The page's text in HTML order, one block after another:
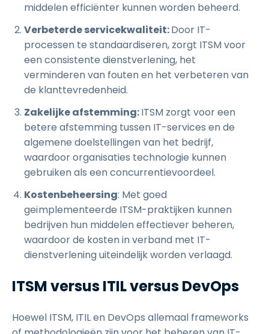
middelen efficiënter kunnen worden beheerd.
Verbeterde servicekwaliteit:Door IT-
processen te standaardiseren, zorgt ITSM voor
een consistente dienstverlening, het
verminderen van fouten en het verbeteren van
de klanttevredenheid.
Zakelijke afstemming:ITSM zorgt voor een
betere afstemming tussen IT-services en de
algemene doelstellingen van het bedrijf,
waardoor organisaties technologie kunnen
gebruiken als een concurrentievoordeel.
Kostenbeheersing: Met goed
geïmplementeerde ITSM-praktijken kunnen
bedrijven hun middelen effectiever beheren,
waardoor de kosten in verband met IT-
dienstverlening uiteindelijk worden verlaagd.
ITSM versus ITIL versus DevOps
Hoewel ITSM, ITIL en DevOps allemaal frameworks